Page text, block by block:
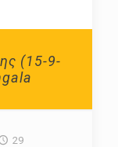
(15-9-
29